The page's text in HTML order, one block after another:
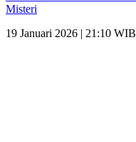
Misteri
19 Januari 2026 | 21:10 WIB